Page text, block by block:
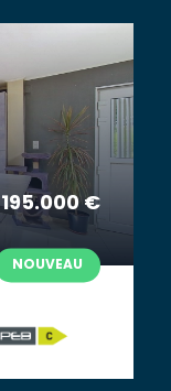
195.000 €
NOUVEAU